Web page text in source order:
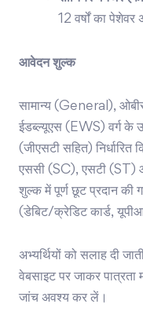
12 वर्षों का
आवेदन शुल्क
सामान्य (General),
ईडब्ल्यूएस (EWS) वर्ग के
(जीएसटी सहित) निर्धारित
एससी (SC), एसटी (ST)
शुल्क में पूर्ण छूट प्रदान की
(डेबिट/क्रेडिट कार्ड,
अभ्यर्थियों को सलाह दी
वेबसाइट पर जाकर
जांच अवश्य कर लें।